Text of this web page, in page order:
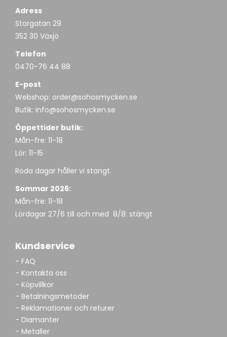
Adress
Storgatan 29
352 30 Växjö
Telefon
0470-76 44 88
E-post
Webshop: order@sohosmycken.se
Butik: info@sohosmycken.se
Öppettider butik:
Mån-fre: 11-18
Lör: 11-15
Röda dagar håller vi stängt.
Sommar 2026:
Mån-fre: 11-18
Lördagar 27/6 till och med 8/8: stängt
Kundservice
- FAQ
- Kontakta oss
- Köpvillkor
- Betalningsmetoder
- Reklamationer och returer
- Diamanter
- Metaller